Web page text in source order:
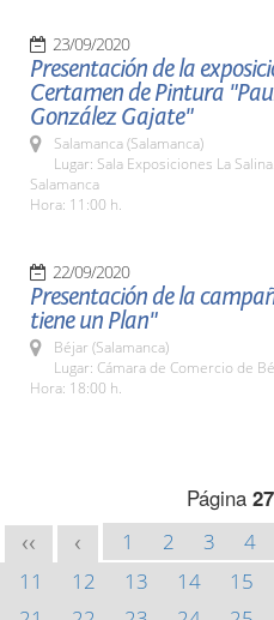
23/09/2020
Presentación de la
Certamen de Pintura
González Gajate"
Salamanca (Salamanca)
Lugar: Sala Exposiciones La
Salamanca
Hora: 11:00 h.
22/09/2020
Presentación de la
tiene un Plan"
Béjar (Salamanca)
Lugar: Cámara de Comercio de
Hora: 18:00 h.
Página
<< < 1 2 3 4
11
12 13 14 15